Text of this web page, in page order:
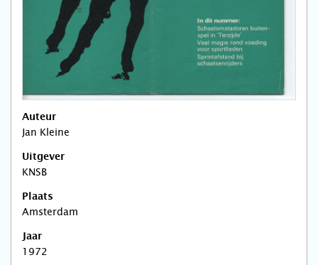
Auteur
Jan Kleine
Uitgever
KNSB
Plaats
Amsterdam
Jaar
1972